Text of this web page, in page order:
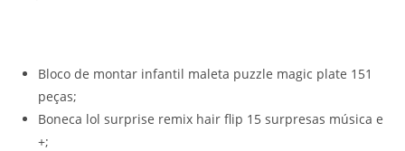
Bloco de montar infantil maleta puzzle magic plate 151
peças;
Boneca lol surprise remix hair flip 15 surpresas música e
+;